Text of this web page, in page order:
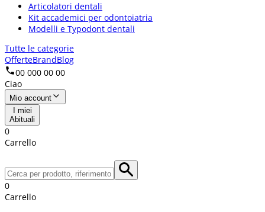
Articolatori dentali
Kit accademici per odontoiatria
Modelli e Typodont dentali
Tutte le categorie
OfferteBrandBlog
00 000 00 00
Ciao
Mio account
I miei
Abituali
0
Carrello
0
Carrello